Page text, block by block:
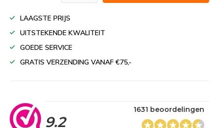
LAAGSTE PRIJS
UITSTEKENDE KWALITEIT
GOEDE SERVICE
GRATIS VERZENDING VANAF €75,-
9.2
1631 beoordelingen